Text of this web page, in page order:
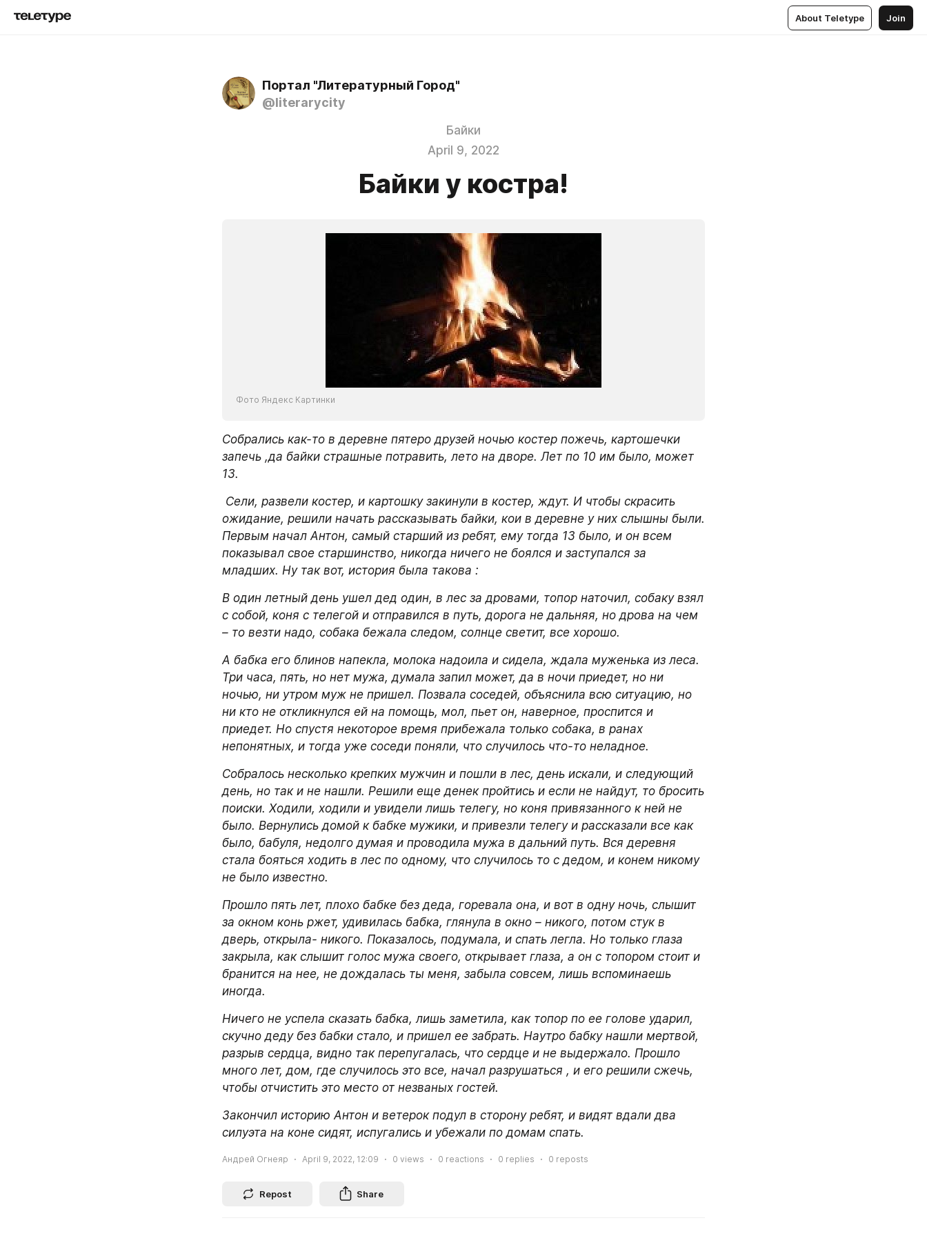
About Teletype Join
Портал "Литературный Город"
@literarycity
Байки
April 9, 2022
Байки у костра!
Фото Яндекс Картинки
Собрались как-то в деревне пятеро друзей ночью костер пожечь, картошечки
запечь ,да байки страшные потравить, лето на дворе. Лет по 10 им было, может
13.
ожидание, решили начать рассказывать байки, кои в деревне у них слышны были.
Первым начал Антон, самый старший из ребят, ему тогда 13 было, и он всем
показывал свое старшинство, никогда ничего не боялся и заступался за
младших. Ну так вот, история была такова :
В один летный день ушел дед один, в лес за дровами, топор наточил, собаку взял
с собой, коня с телегой и отправился в путь, дорога не дальняя, но дрова на чем
– то везти надо, собака бежала следом, солнце светит, все хорошо.
А бабка его блинов напекла, молока надоила и сидела, ждала муженька из леса.
Три часа, пять, но нет мужа, думала запил может, да в ночи приедет, но ни
ночью, ни утром муж не пришел. Позвала соседей, объяснила всю ситуацию, но
ни кто не откликнулся ей на помощь, мол, пьет он, наверное, проспится и
приедет. Но спустя некоторое время прибежала только собака, в ранах
непонятных, и тогда уже соседи поняли, что случилось что-то неладное.
Собралось несколько крепких мужчин и пошли в лес, день искали, и следующий
день, но так и не нашли. Решили еще денек пройтись и если не найдут, то бросить
поиски. Ходили, ходили и увидели лишь телегу, но коня привязанного к ней не
было. Вернулись домой к бабке мужики, и привезли телегу и рассказали все как
было, бабуля, недолго думая и проводила мужа в дальний путь. Вся деревня
стала бояться ходить в лес по одному, что случилось то с дедом, и конем никому
не было известно.
Прошло пять лет, плохо бабке без деда, горевала она, и вот в одну ночь, слышит
за окном конь ржет, удивилась бабка, глянула в окно – никого, потом стук в
дверь, открыла- никого. Показалось, подумала, и спать легла. Но только глаза
закрыла, как слышит голос мужа своего, открывает глаза, а он с топором стоит и
бранится на нее, не дождалась ты меня, забыла совсем, лишь вспоминаешь
иногда.
Ничего не успела сказать бабка, лишь заметила, как топор по ее голове ударил,
скучно деду без бабки стало, и пришел ее забрать. Наутро бабку нашли мертвой,
разрыв сердца, видно так перепугалась, что сердце и не выдержало. Прошло
много лет, дом, где случилось это все, начал разрушаться , и его решили сжечь,
чтобы отчистить это место от незваных гостей.
Закончил историю Антон и ветерок подул в сторону ребят, и видят вдали два
силуэта на коне сидят, испугались и убежали по домам спать.
Андрей Огнеяр April 9, 2022, 12:09 0 views 0 reactions 0 replies 0 reposts
Repost Share